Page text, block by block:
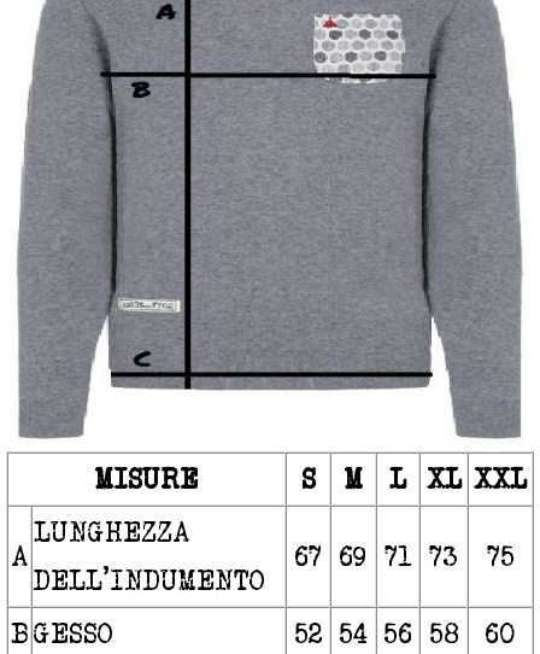
MISURE S M L XL XXL
A
LUNGHEZZA
DELL’INDUMENTO
67 69 71 73 75
BGESSO 52 54 56 58
60